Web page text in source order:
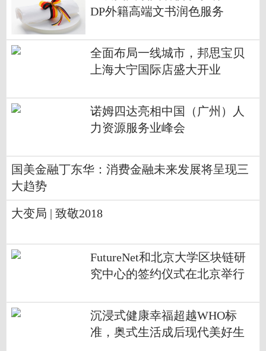
DP外籍高端文书润色服务
全面布局一线城市，邦思宝贝
上海大宁国际店盛大开业
诺姆四达亮相中国（广州）人
力资源服务业峰会
国美金融丁东华：消费金融未来发展将呈现三
大趋势
大变局 | 致敬2018
FutureNet和北京大学区块链研
究中心的签约仪式在北京举行
沉浸式健康幸福超越WHO标
准，奥式生活成后现代美好生